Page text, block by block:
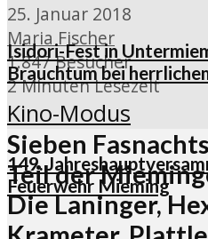
Isidori-Fest in
Brauchtum bei
149.
Feuerwehr Mieming
25. Januar 2018
Maria Fischer
1.847 Besucher
2 Minuten Lesezeit
Kino-Modus
Sieben
Teil der
Die Laninger,